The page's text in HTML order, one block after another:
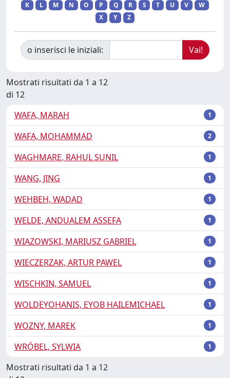
K
L M N O P Q R S T U V
W
X
Y Z
o inserisci le iniziali:
Mostrati risultati da 1 a 12
di 12
WAFA, MARAH
1
WAFA, MOHAMMAD 2
WAGHMARE, RAHUL SUNIL 1
WANG, JING 1
WEHBEH, WADAD 1
WELDE, ANDUALEM ASSEFA 1
WIAZOWSKI, MARIUSZ GABRIEL 1
WIECZERZAK, ARTUR PAWEL 1
WISCHKIN, SAMUEL 1
WOLDEYOHANIS, EYOB HAILEMICHAEL 1
WOZNY, MAREK 1
WRÓBEL, SYLWIA 1
Mostrati risultati da 1 a 12